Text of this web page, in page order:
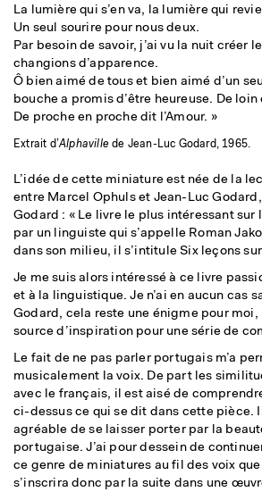
La lumière qui s’en va, la lumière qui
Un seul sourire pour nous deux.
Par besoin de savoir, j’ai vu la nuit créer
changions d’apparence.
Ô bien aimé de tous et bien aimé d’un
bouche a promis d’être heureuse. De
De proche en proche dit l’Amour. »
Extrait d’Alphaville de Jean-Luc Godard, 1965.
L’idée de cette miniature est née de la
entre Marcel Ophuls et Jean-Luc
Godard : « Le livre le plus intéressant sur
par un linguiste qui s’appelle Roman
dans son milieu, il s’intitule Six leçons
Je me suis alors intéressé à ce livre
et à la linguistique. Je n’ai en aucun cas
Godard, cela reste une énigme pour moi,
source d’inspiration pour une série de
Le fait de ne pas parler portugais m’a
musicalement la voix. De part les
avec le français, il est aisé de
ci-dessus ce qui se dit dans cette pièce.
agréable de se laisser porter par la
portugaise. J’ai pour dessein de
ce genre de miniatures au fil des voix
s’inscrira donc par la suite dans une